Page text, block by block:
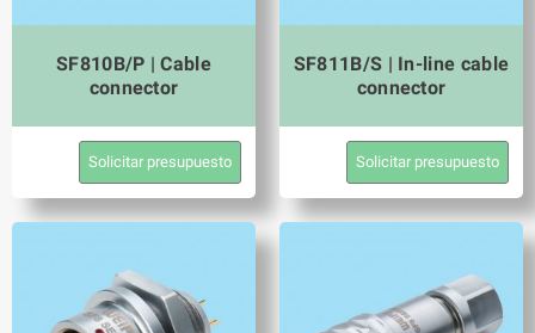
SF810B/P | Cable
connector
Solicitar presupuesto
SF811B/S | In-line cable
connector
Solicitar presupuesto